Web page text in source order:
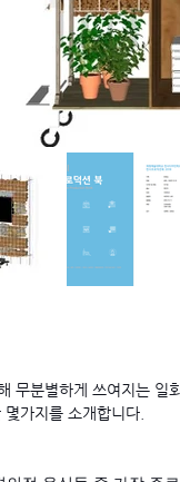
무분별하게 쓰여지는
가지를 소개합니다.